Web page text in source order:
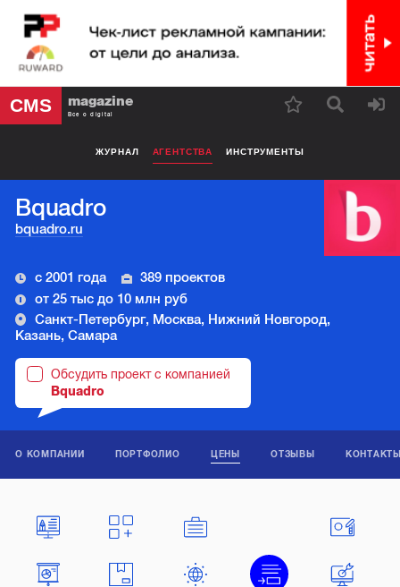
CMS magazine
Все о digital
ЖУРНАЛ АГЕНТСТВА ИНСТРУМЕНТЫ
Bquadro
bquadro.ru
с 2001 года
389 проектов
от 25 тыс до 10 млн руб
Санкт-Петербург, Москва, Нижний Новгород,
Казань, Самара
Обсудить проект с компанией
Bquadro
О КОМПАНИИ ПОРТФОЛИО ЦЕНЫ ОТЗЫВЫ